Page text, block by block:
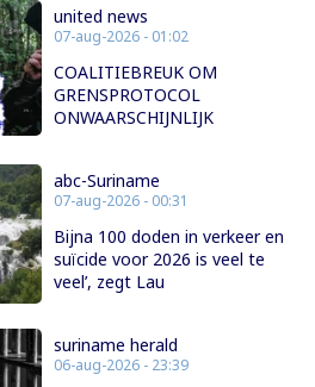
united news
07-aug-2026 - 01:02
COALITIEBREUK OM
GRENSPROTOCOL
ONWAARSCHIJNLIJK
abc-Suriname
07-aug-2026 - 00:31
Bijna 100 doden in verkeer en
suïcide voor 2026 is veel te
veel’, zegt Lau
suriname herald
06-aug-2026 - 23:39